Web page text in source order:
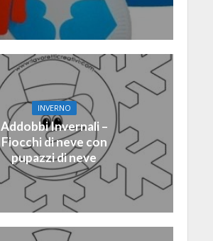
INVERNO
Addobbi Invernali –
Fiocchi di neve con
pupazzi di neve